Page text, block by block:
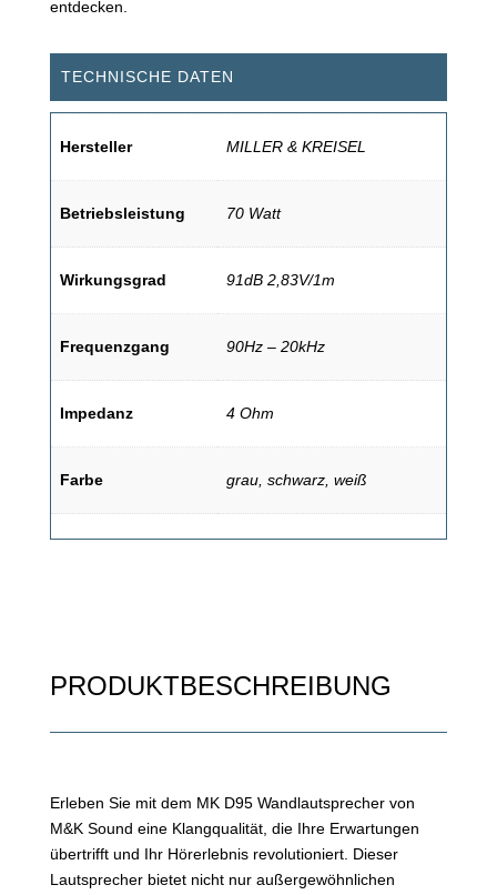
entdecken.
TECHNISCHE DATEN
Hersteller MILLER & KREISEL
Betriebsleistung 70 Watt
Wirkungsgrad 91dB 2,83V/1m
Frequenzgang 90Hz – 20kHz
Impedanz 4 Ohm
Farbe grau, schwarz, weiß
PRODUKTBESCHREIBUNG
Erleben Sie mit dem MK D95 Wandlautsprecher von
M&K Sound eine Klangqualität, die Ihre Erwartungen
übertrifft und Ihr Hörerlebnis revolutioniert. Dieser
Lautsprecher bietet nicht nur außergewöhnlichen